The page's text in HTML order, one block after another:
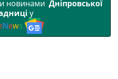
новинами Дніпровської
у
News